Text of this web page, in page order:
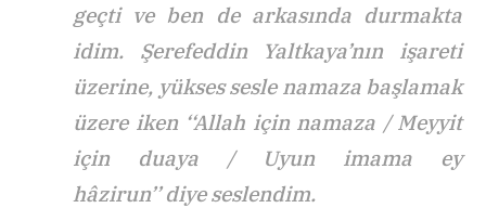
geçti ve ben de arkasında durmakta
idim. Şerefeddin Yaltkaya’nın işareti
üzerine, yükses sesle namaza başlamak
üzere iken ‘‘Allah için namaza / Meyyit
için duaya / Uyun imama ey
hâzirun’’ diye seslendim.